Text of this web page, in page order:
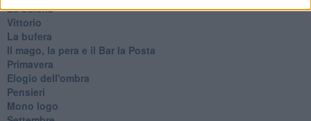
La balena
Vittorio
La bufera
Il mago, la pera e il Bar la Posta
Primavera
Elogio dell'ombra
Pensieri
Mono logo